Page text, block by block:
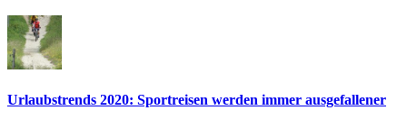
Urlaubstrends 2020: Sportreisen werden immer ausgefallener